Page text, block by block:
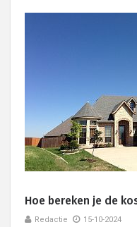
Hoe bereken je de
Redactie 15-10-2024